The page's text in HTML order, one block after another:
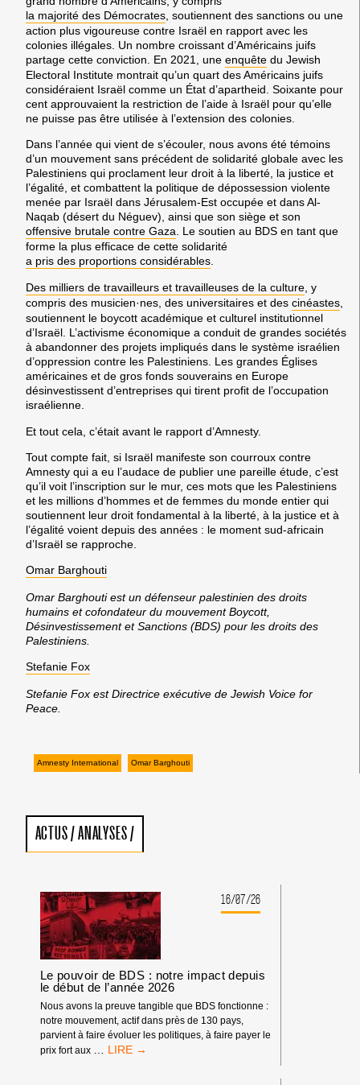
la majorité des Démocrates , soutiennent des sanctions ou une
action plus vigoureuse contre Israël en rapport avec les
colonies illégales. Un nombre croissant d’Américains juifs
partage cette conviction. En 2021, une enquête du Jewish
Electoral Institute montrait qu’un quart des Américains juifs
considéraient Israël comme un État d’apartheid. Soixante pour
cent approuvaient la restriction de l’aide à Israël pour qu’elle
ne puisse pas être utilisée à l’extension des colonies.
Dans l’année qui vient de s’écouler, nous avons été témoins
d’un mouvement sans précédent de solidarité globale avec les
Palestiniens qui proclament leur droit à la liberté, la justice et
l’égalité, et combattent la politique de dépossession violente
menée par Israël dans Jérusalem-Est occupée et dans Al-
Naqab (désert du Néguev), ainsi que son siège et son
offensive brutale contre Gaza . Le soutien au BDS en tant que
forme la plus efficace de cette solidarité
a pris des proportions considérables
Des milliers de travailleurs et travailleuses de la culture, y
compris des musicien·nes, des universitaires et des cinéastes,
soutiennent le boycott académique et culturel institutionnel
d’Israël. L’activisme économique a conduit de grandes sociétés
à abandonner des projets impliqués dans le système israélien
d’oppression contre les Palestiniens. Les grandes Églises
américaines et de gros fonds souverains en Europe
désinvestissent d’entreprises qui tirent profit de l’occupation
israélienne.
Et tout cela, c’était avant le rapport d’Amnesty.
Tout compte fait, si Israël manifeste son courroux contre
Amnesty qui a eu l’audace de publier une pareille étude, c’est
qu’il voit l’inscription sur le mur, ces mots que les Palestiniens
et les millions d’hommes et de femmes du monde entier qui
soutiennent leur droit fondamental à la liberté, à la justice et à
l’égalité voient depuis des années : le moment sud-africain
d’Israël se rapproche.
Omar Barghouti
Omar Barghouti est un défenseur palestinien des droits
humains et cofondateur du mouvement Boycott,
Désinvestissement et Sanctions (BDS) pour les droits des
Palestiniens.
Stefanie Fox
Stefanie Fox est Directrice exécutive de Jewish Voice for
Peace.
Amnesty International Omar Barghouti
ACTUS/ANALYSES/
16/07/26
Le pouvoir de BDS : notre impact depuis
le début de l’année 2026
Nous avons la preuve tangible que BDS fonctionne :
notre mouvement, actif dans près de 130 pays,
parvient à faire évoluer les politiques, à faire payer le
prix fort aux … LE